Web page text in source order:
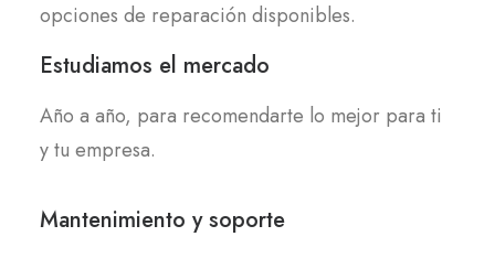
opciones de reparación disponibles.
Estudiamos el mercado
Año a año, para recomendarte lo mejor para ti
y tu empresa.
Mantenimiento y soporte